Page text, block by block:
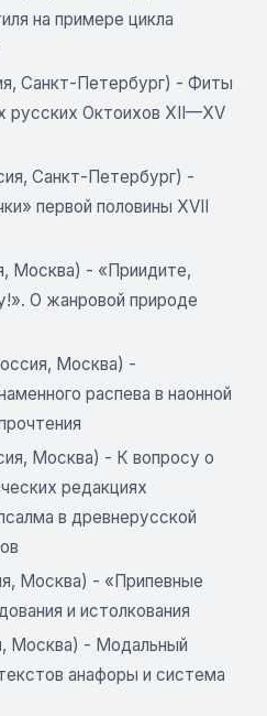
на примере цикла
Санкт-Петербург) - Фиты
русских Октоихов XII—XV
Санкт-Петербург) -
первой половины XVII
Москва) - «Приидите,
О жанровой природе
Москва) -
распева в наонной
Москва) - К вопросу о
редакциях
в древнерусской
Москва) - «Припевные
и истолкования
Москва) - Модальный
анафоры и система